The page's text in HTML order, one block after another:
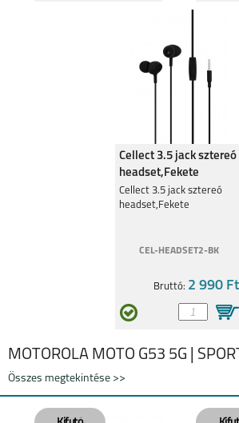
Cellect 3.5 jack sztereó
headset,Fekete
Cellect 3.5 jack sztereó
headset,Fekete
CEL-HEADSET2-BK
Bruttó: 2 990 Ft
MOTOROLA MOTO G53 5G |
Összes megtekintése >>